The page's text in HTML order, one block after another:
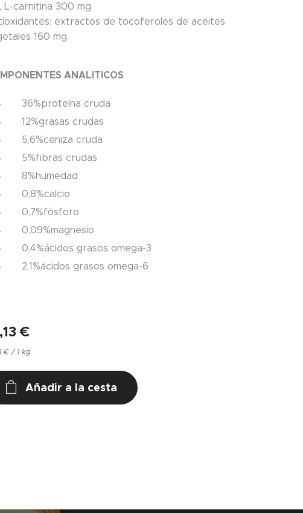
L-carnitina 300 mg
extractos de tocoferoles de aceites
160 mg.
ANALITICOS
36%proteína cruda
12%grasas crudas
5,6%ceniza cruda
5%fibras crudas
8%humedad
0,8%calcio
0,7%fósforo
0,09%magnesio
0,4%ácidos grasos omega-3
2,1%ácidos grasos omega-6
€
€ / 1 kg
Añadir a la cesta